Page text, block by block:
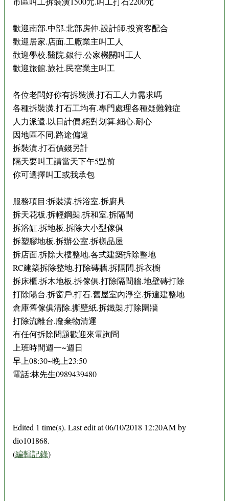
歡迎南部.中部.北部房仲.設計師.投資客配合
歡迎居家.店面.工廠業主叫工人
歡迎學校.醫院.銀行.公家機關叫工人
歡迎旅館.旅社.民宿業主叫工
各位老闆好你有拆裝潢.打石工人力需求嗎
各種拆裝潢.打石工均有.專門處理各種疑難雜症
人力派遣.以日計價.絕對划算.細心.耐心
因地區不同.路途偏遠
拆裝潢.打石價錢另計
隔天要叫工請當天下午5點前
你可選擇叫工或我承包
服務項目:拆裝潢.拆浴室.拆廚具
拆天花板.拆輕鋼架.拆和室.拆隔間
拆浴缸.拆地板.拆除大小型傢俱
拆塑膠地板.拆辦公室.拆樣品屋
拆店面.拆除大樓整地.各式建築拆除整地
RC建築拆除整地.打除磚牆.拆隔間.拆衣櫥
拆床櫃.拆木地板.拆傢俱.打除隔間牆.地壁磚打除
打除陽台.拆窗戶.打石.舊屋室內淨空.拆違建整地
倉庫舊傢俱清除.撕壁紙.拆鐵架.打除圍牆
打除流離台.廢棄物清運
有任何拆除問題歡迎來電詢問
上班時間週一~週日
早上08:30~晚上23:50
電話:林先生0989439480
Edited 1 time(s). Last edit at 06/10/2018 12:20AM by
dio101868.
(編輯記錄)